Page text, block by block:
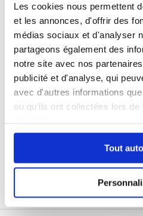
Les cookies nous permettent
et les annonces, d'offrir des
médias sociaux et d'analyser
partageons également des
notre site avec nos
publicité et d'analyse, qui
avec d'autres informations
ou qu'ils ont collectées lors
Tout
Xiaomi Redmi Note 14 Pro 4G Coque &
LIVRAISON RAPIDE
POLITIQUE DE RETOUR DE 30 JOURS
PLUS DE 8 000 000 DE CLIENTS